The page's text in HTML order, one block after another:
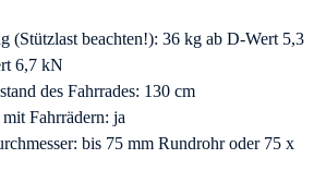
(Stützlast beachten!): 36 kg ab D-Wert 5,3
6,7 kN
des Fahrrades: 130 cm
Fahrrädern: ja
bis 75 mm Rundrohr oder 75 x